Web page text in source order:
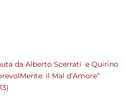
da Alberto Scerrati e Quirino
il Mal d’Amore”